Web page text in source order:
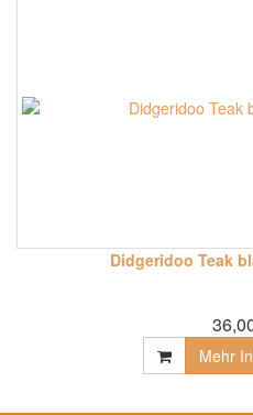
Didgeridoo Teak
Mehr